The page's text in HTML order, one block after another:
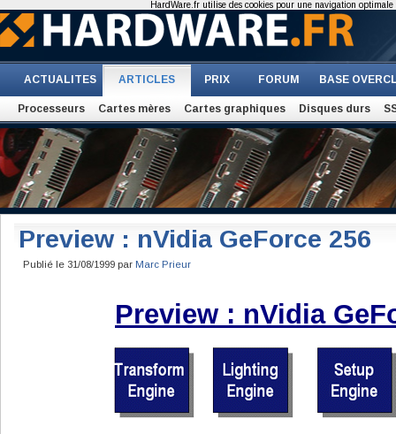
ACTUALITES ARTICLES PRIX FORUM BASE
Processeurs Cartes mères Cartes graphiques Disques durs
Preview : nVidia GeForce 256
Publié le 31/08/1999 par Marc Prieur
Preview : nVidia
HardWare.fr utilise des cookies pour une navigation